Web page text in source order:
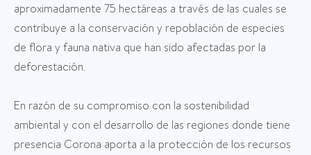
aproximadamente 75 hectáreas a través de las cuales se
contribuye a la conservación y repoblación de especies
de flora y fauna nativa que han sido afectadas por la
deforestación.
En razón de su compromiso con la sostenibilidad
ambiental y con el desarrollo de las regiones donde tiene
presencia Corona aporta a la protección de los recursos